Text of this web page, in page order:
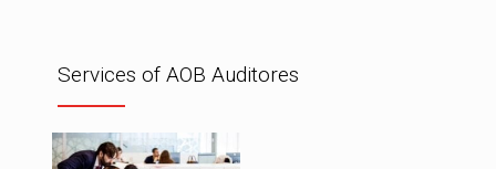
Services of AOB Auditores